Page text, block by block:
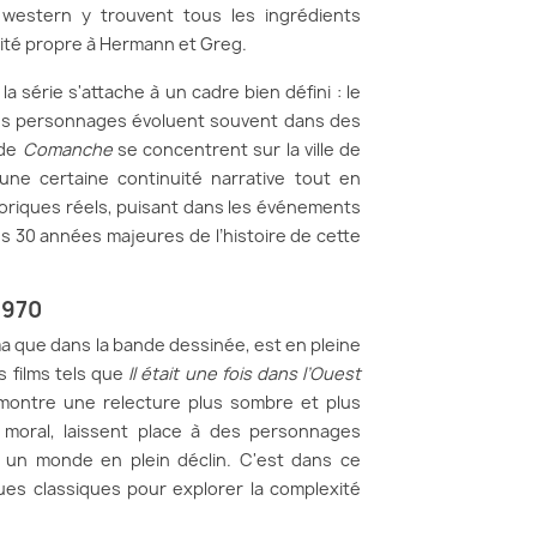
y trouvent tous les ingrédients
propre à Hermann et Greg.
série s'attache à un cadre bien défini : le
personnages évoluent souvent dans des
Comanchese concentrent sur la ville de
certaine continuité narrative tout en
réels, puisant dans les événements
années majeures de l’histoire de cette
que dans la bande dessinée, est en pleine
films tels que Il était une fois dans l’Ouest
une relecture plus sombre et plus
laissent place à des personnages
monde en plein déclin. C'est dans ce
classiques pour explorer la complexité